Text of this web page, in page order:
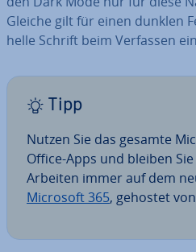
Gleiche gilt für einen dunklen
helle Schrift beim Verfassen
Tipp
Nutzen Sie das gesamte
Office-Apps und bleiben
Arbeiten immer auf dem
Microsoft 365, gehostet